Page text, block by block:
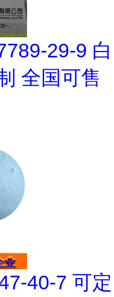
29-9 白
全国可售
40-7 可定